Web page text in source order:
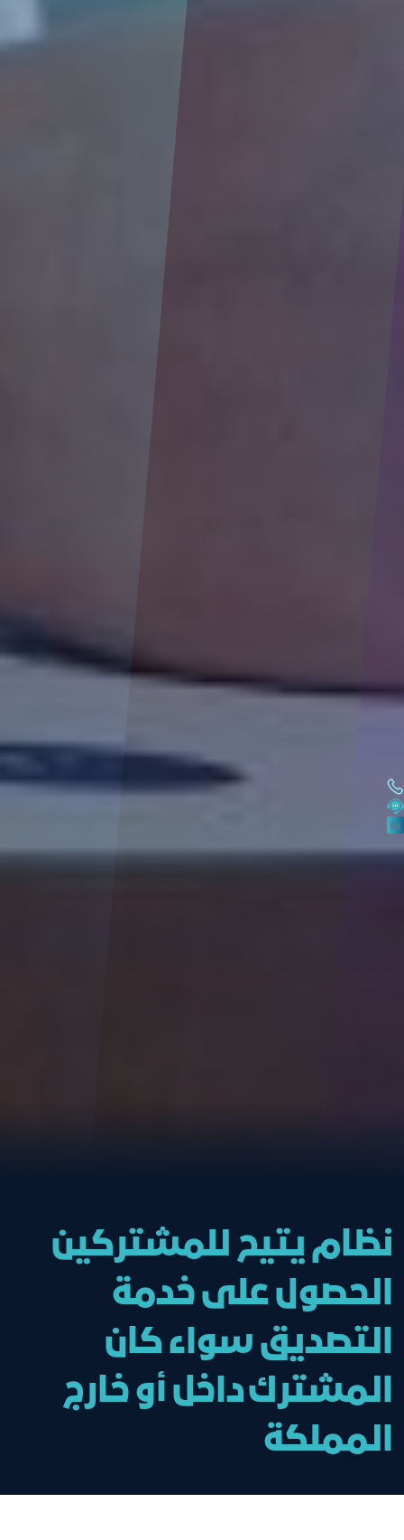
نظام يتيح للمشتركين
الحصول على خدمة
التصديق سواء كان
المشترك داخل أو خارج
المملكة